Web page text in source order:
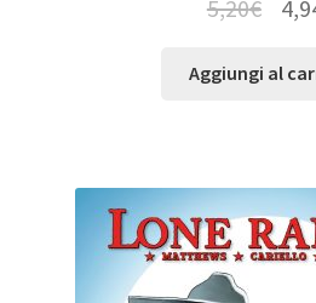
5,20€
Aggiungi al